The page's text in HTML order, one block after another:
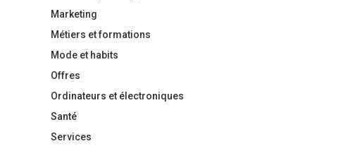
Marketing
Métiers et formations
Mode et habits
Offres
Ordinateurs et électroniques
Santé
Services